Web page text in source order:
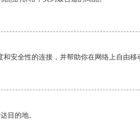
安全性的连接，并帮助你在网络上自由移
目的地。